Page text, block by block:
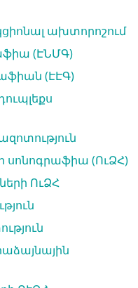
ախտորոշում
(ԷՆՄԳ)
(ԷԷԳ)
սոնոգրաֆիա (ՈւՁՀ)
ՈւՁՀ